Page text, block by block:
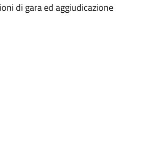
di gara ed aggiudicazione